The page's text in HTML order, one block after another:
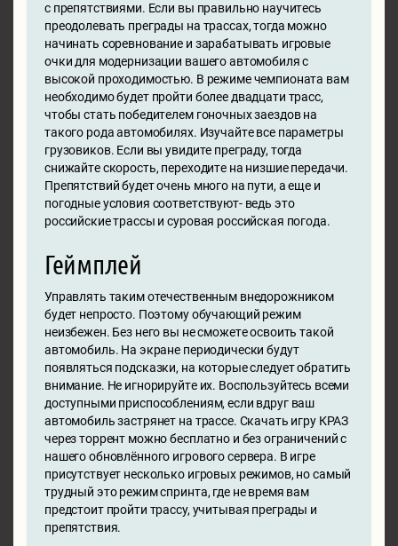
с препятствиями. Если вы правильно научитесь
преодолевать преграды на трассах, тогда можно
начинать соревнование и зарабатывать игровые
очки для модернизации вашего автомобиля с
высокой проходимостью. В режиме чемпионата вам
необходимо будет пройти более двадцати трасс,
чтобы стать победителем гоночных заездов на
такого рода автомобилях. Изучайте все параметры
грузовиков. Если вы увидите преграду, тогда
снижайте скорость, переходите на низшие передачи.
Препятствий будет очень много на пути, а еще и
погодные условия соответствуют- ведь это
российские трассы и суровая российская погода.
Геймплей
Управлять таким отечественным внедорожником
будет непросто. Поэтому обучающий режим
неизбежен. Без него вы не сможете освоить такой
автомобиль. На экране периодически будут
появляться подсказки, на которые следует обратить
внимание. Не игнорируйте их. Воспользуйтесь всеми
доступными приспособлениям, если вдруг ваш
автомобиль застрянет на трассе. Скачать игру КРАЗ
через торрент можно бесплатно и без ограничений с
нашего обновлённого игрового сервера. В игре
присутствует несколько игровых режимов, но самый
трудный это режим спринта, где не время вам
предстоит пройти трассу, учитывая преграды и
препятствия.